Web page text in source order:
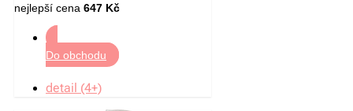
nejlepší cena 647 Kč
Do obchodu
detail (4+)